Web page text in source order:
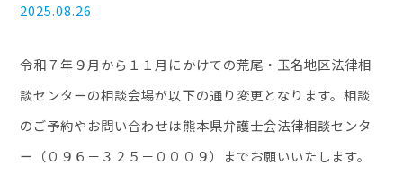
2025.08.26
令和７年９月から１１月にかけての荒尾・玉名地区法律相
談センターの相談会場が以下の通り変更となります。相談
のご予約やお問い合わせは熊本県弁護士会法律相談センタ
ー（０９６－３２５－０００９）までお願いいたします。